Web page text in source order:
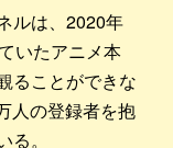
ルは、2020年
いたアニメ本
ることができな
人の登録者を抱
。